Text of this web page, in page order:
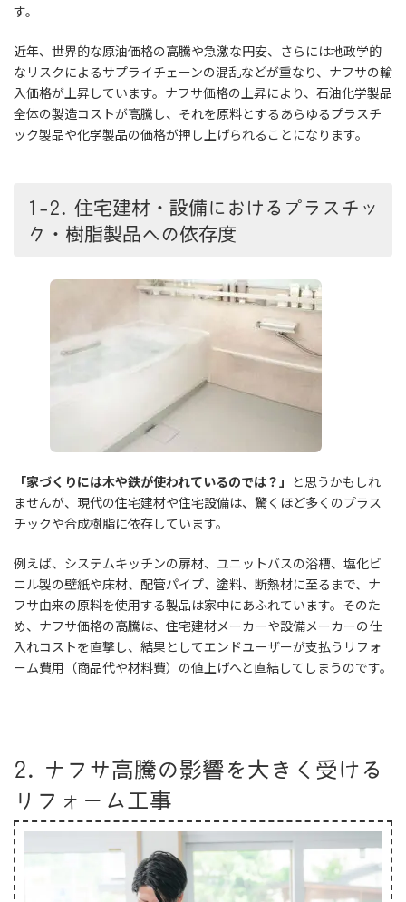
す。
近年、世界的な原油価格の高騰や急激な円安、さらには地政学的
なリスクによるサプライチェーンの混乱などが重なり、ナフサの輸
入価格が上昇しています。ナフサ価格の上昇により、石油化学製品
全体の製造コストが高騰し、それを原料とするあらゆるプラスチ
ック製品や化学製品の価格が押し上げられることになります。
1-2. 住宅建材・設備におけるプラスチッ
ク・樹脂製品への依存度
「家づくりには木や鉄が使われているのでは？」
と思うかもしれ
ませんが、現代の住宅建材や住宅設備は、驚くほど多くのプラス
チックや合成樹脂に依存しています。
例えば、システムキッチンの扉材、ユニットバスの浴槽、塩化ビ
ニル製の壁紙や床材、配管パイプ、塗料、断熱材に至るまで、ナ
フサ由来の原料を使用する製品は家中にあふれています。そのた
め、ナフサ価格の高騰は、住宅建材メーカーや設備メーカーの仕
入れコストを直撃し、結果としてエンドユーザーが支払うリフォ
ーム費用（商品代や材料費）の値上げへと直結してしまうのです。
2. ナフサ高騰の影響を大きく受ける
リフォーム工事